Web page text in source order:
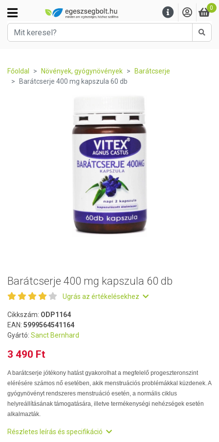
0
Főoldal Növények, gyógynövények
Barátcserje
Barátcserje 400 mg kapszula 60 db
Barátcserje 400 mg kapszula 60 db
Ugrás az értékelésekhez
Cikkszám: ODP1164
EAN: 5999564541164
Gyártó: Sanct Bernhard
3 490 Ft
A barátcserje jótékony hatást gyakorolhat a megfelelő progeszteronszint
elérésére számos nő esetében, akik menstruációs problémákkal küzdenek. A
gyógynövényt rendszeres menstruáció esetén, a normális ciklus
helyreállításának támogatására, illetve termékenységi nehézségek esetén
alkalmazták.
Részletes leírás és specifikáció